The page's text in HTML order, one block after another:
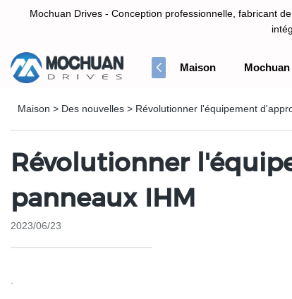
Mochuan Drives - Conception professionnelle, fabricant
Maison
Maison > Des nouvelles > Révolutionner l'équipement
Révolutionner
panneaux IHM
2023/06/23
.